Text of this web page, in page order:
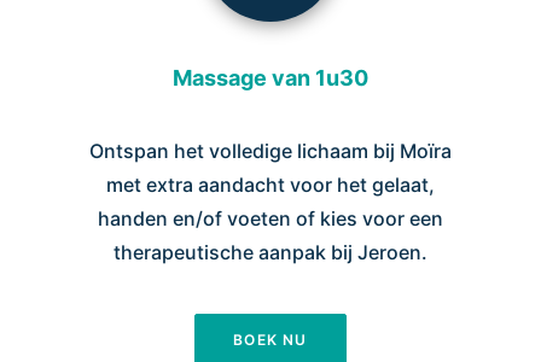
Massage van 1u30
Ontspan het volledige lichaam bij Moïra
met extra aandacht voor het gelaat,
handen en/of voeten of kies voor een
therapeutische aanpak bij Jeroen.
BOEK NU